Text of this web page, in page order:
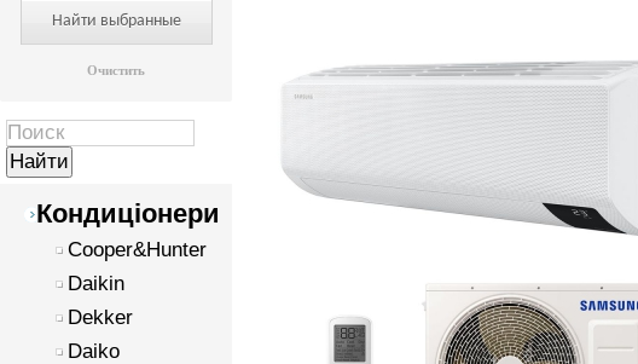
Очистить
Кондиціонери
Cooper&Hunter
Daikin
Dekker
Daiko